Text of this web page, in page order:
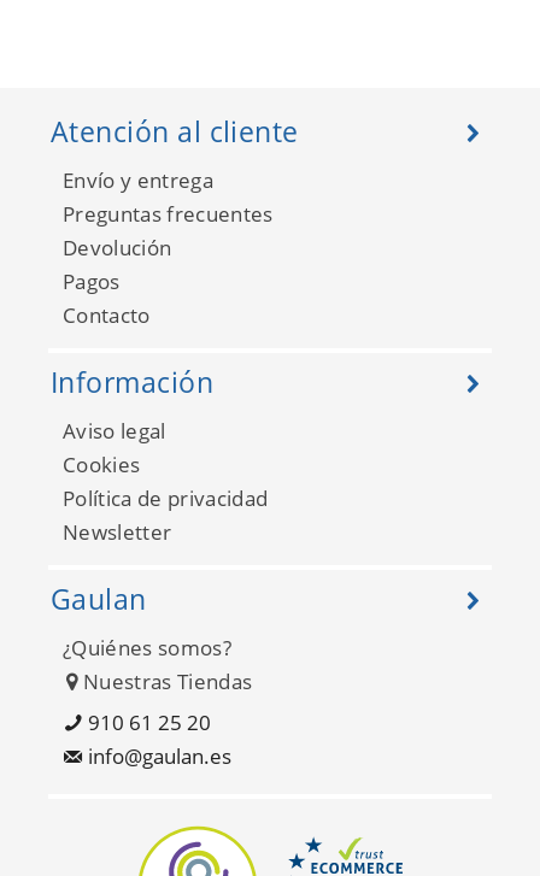
Atención al cliente
Envío y entrega
Preguntas frecuentes
Devolución
Pagos
Contacto
Información
Aviso legal
Cookies
Política de privacidad
Newsletter
Gaulan
¿Quiénes somos?
Nuestras Tiendas
910 61 25 20
info@gaulan.es